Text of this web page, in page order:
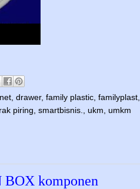
, drawer, family plastic, familyplast,
rak piring, smartbisnis., ukm, umkm
komponen